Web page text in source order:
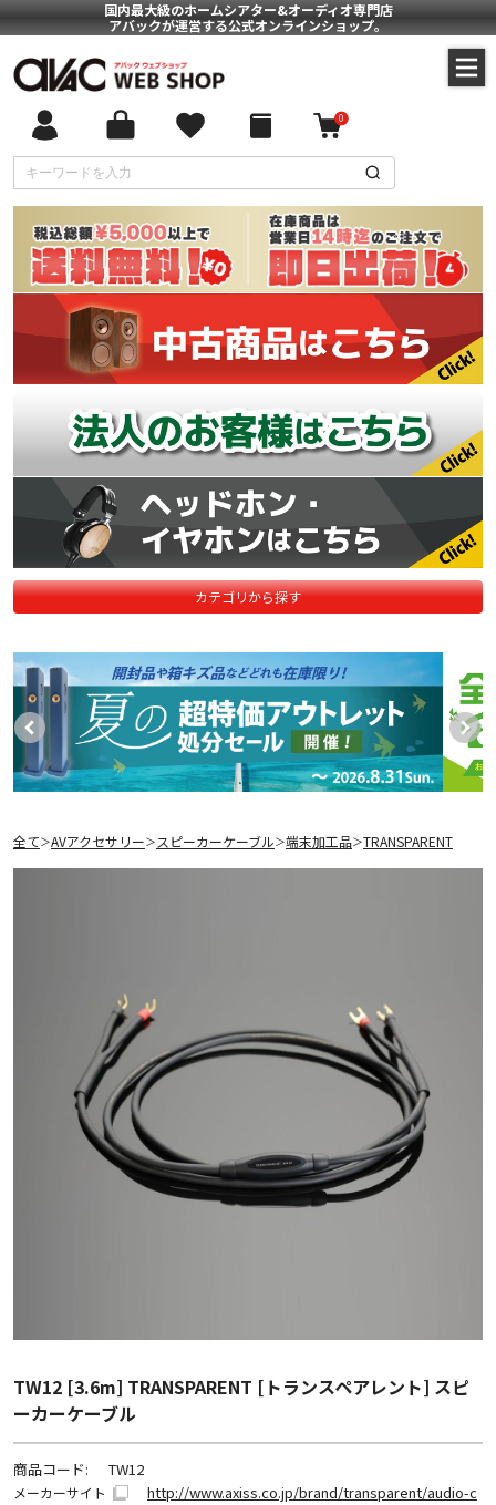
国内最大級のホームシアター&オーディオ専門店
アバックが運営する公式オンラインショップ。
0
カテゴリから探す
全て＞AVアクセサリー＞ スピーカーケーブル＞端末加工品＞TRANSPARENT
TW12 [3.6m] TRANSPARENT [トランスペアレント] スピ
ーカーケーブル
商品コード: TW12
メーカーサイト
http://www.axiss.co.jp/brand/transparent/audio-c